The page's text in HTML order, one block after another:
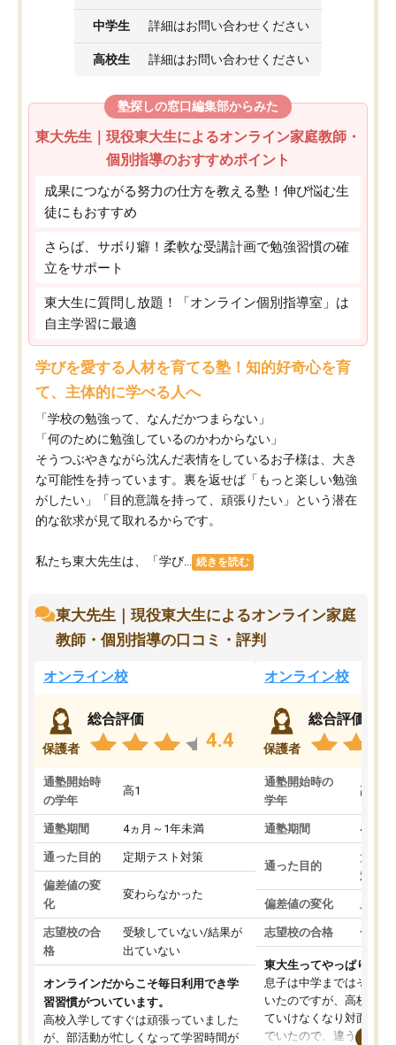
中学生 詳細はお問い合わせください
高校生 詳細はお問い合わせください
塾探しの窓口編集部からみた
東大先生｜現役東大生によるオンライン家庭教師・
個別指導のおすすめポイント
成果につながる努力の仕方を教える塾！伸び悩む生
徒にもおすすめ
さらば、サボり癖！柔軟な受講計画で勉強習慣の確
立をサポート
東大生に質問し放題！「オンライン個別指導室」は
自主学習に最適
学びを愛する人材を育てる塾！知的好奇心を育
て、主体的に学べる人へ
「学校の勉強って、なんだかつまらない」
「何のために勉強しているのかわからない」
そうつぶやきながら沈んだ表情をしているお子様は、大き
な可能性を持っています。裏を返せば「もっと楽しい勉強
がしたい」「目的意識を持って、頑張りたい」という潜在
的な欲求が見て取れるからです。
私たち東大先生は、「学び... 続きを読む
東大先生｜現役東大生によるオンライン家庭
教師・個別指導の口コミ・評判
オンライン校
保護者
総合評価
4.4
通塾開始時
の学年
高1
通塾期間 4ヵ月～1年未満
通った目的 定期テスト対策
偏差値の変
化
変わらなかった
志望校の合
格
受験していない/結果が
出ていない
オンラインだからこそ毎日利用でき学
習習慣がついています。
高校入学してすぐは頑張っていました
が、部活動が忙しくなって学習時間が
オンライン校
保護者
総合評価
通塾開始時の
学年
高3
通塾期間 4ヵ月
通った目的
大学
対策
偏差値の変化
志望校の合格 合格
東大生ってやっぱりすご
息子は中学まではそこそ
いたのですが、高校に入
ていけなくなり対面の塾
でいたので、違うアプロ